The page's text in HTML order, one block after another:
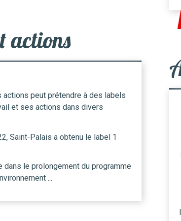
actions
actions peut prétendre à des labels
et ses actions dans divers
Saint-Palais a obtenu le label 1
le prolongement du programme
...